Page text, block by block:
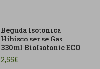
Beguda Isotònica
Hibisco sense Gas
330ml BioIsotonic ECO
2,55€